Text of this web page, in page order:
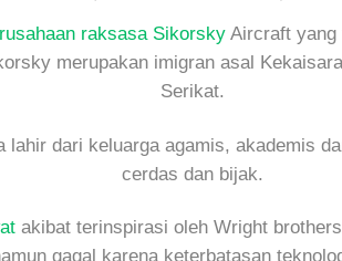
raksasa SikorskyAircraft yang
merupakan imigran asal
Serikat.
lahir dari keluarga agamis, akademis
cerdas dan bijak.
akibat terinspirasi oleh Wright
gagal karena keterbatasan